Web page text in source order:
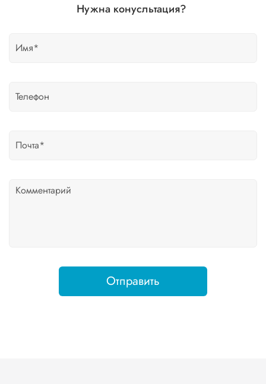
Нужна конусльтация?
Отправить